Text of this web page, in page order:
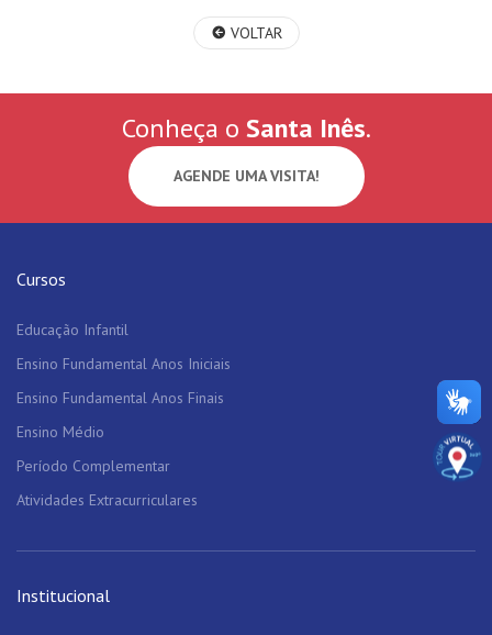
VOLTAR
Conheça o Santa Inês.
AGENDE UMA VISITA!
Cursos
Educação Infantil
Ensino Fundamental Anos Iniciais
Ensino Fundamental Anos Finais
Ensino Médio
Período Complementar
Atividades Extracurriculares
Institucional